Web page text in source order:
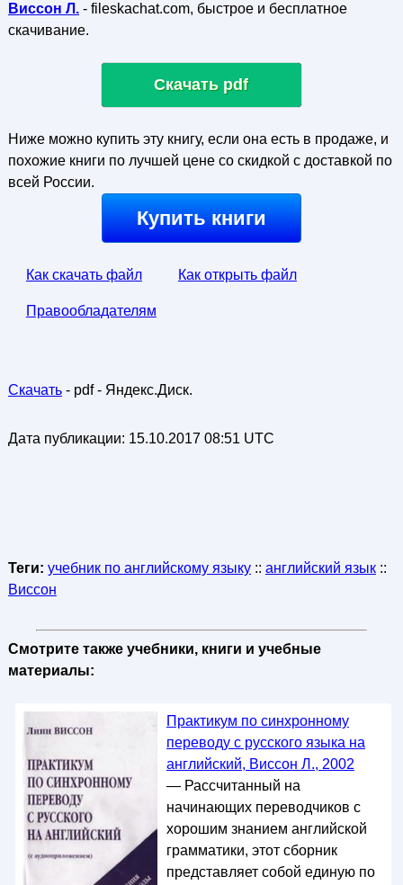
Виссон Л.- fileskachat.com, быстрое и бесплатное
скачивание.
Скачать pdf
Ниже можно купить эту книгу, если она есть в продаже, и
похожие книги по лучшей цене со скидкой с доставкой по
всей России.
Купить книги
Как скачать файл Как открыть файл
Правообладателям
Скачать- pdf - Яндекс.Диск.
Дата публикации: 15.10.2017 08:51 UTC
Теги: учебник по английскому языку:: английский язык::
Виссон
Смотрите также учебники, книги и учебные
материалы:
Практикум по синхронному
переводу с русского языка на
английский, Виссон Л., 2002
— Рассчитанный на
начинающих переводчиков с
хорошим знанием английской
грамматики, этот сборник
представляет собой единую по